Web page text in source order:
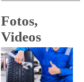
Fotos,
Videos